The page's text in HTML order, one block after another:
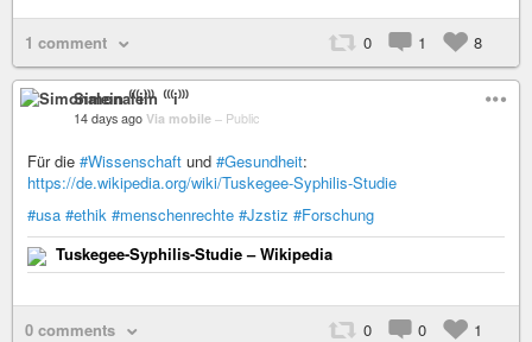
1 comment 0 1 8
Simonalein ⁽⁽⁽i⁾⁾⁾
14 days ago Via mobile – Public
Für die #Wissenschaft und #Gesundheit:
https://de.wikipedia.org/wiki/Tuskegee-Syphilis-Studie
#usa #ethik #menschenrechte #Jzstiz #Forschung
Tuskegee-Syphilis-Studie – Wikipedia
0 comments 0 0 1